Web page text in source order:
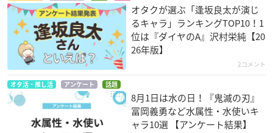
オタクが選ぶ「逢坂良太が演じ
るキャラ」ランキングTOP10！1
位は『ダイヤのA』沢村栄純【20
26年版】
2コメント
オタ活・推し活 アンケート 話題
8月1日は水の日！『鬼滅の刃』
冨岡義勇など水属性・水使いキ
ャラ10選 【アンケート結果】